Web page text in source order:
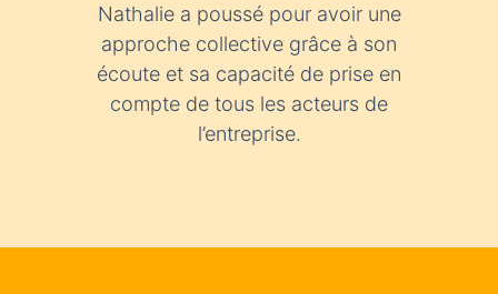
Nathalie a poussé pour avoir une
approche collective grâce à son
écoute et sa capacité de prise en
compte de tous les acteurs de
l’entreprise.